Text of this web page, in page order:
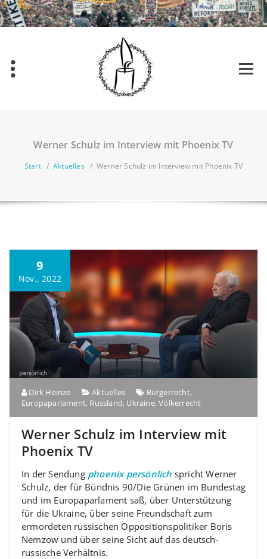
Zum
Inhalt
springen
Werner Schulz im Interview mit Phoenix TV
Start/ Aktuelles/ Werner Schulz im Interview mit Phoenix TV
9
Nov., 2022
Dirk Heinze Aktuelles Bürgerrecht,
Europaparlament, Russland, Ukraine,Völkerrecht
Werner Schulz im Interview mit
Phoenix TV
In der Sendung phoenix persönlich spricht Werner
Schulz, der für Bündnis 90/Die Grünen im Bundestag
und im Europaparlament saß, über Unterstützung
für die Ukraine, über seine Freundschaft zum
ermordeten russischen Oppositionspolitiker Boris
Nemzow und über seine Sicht auf das deutsch-
russische Verhältnis.